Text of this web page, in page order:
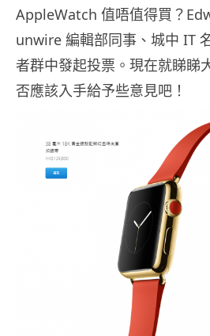
AppleWatch 值唔值得買？
unwire 編輯部同事、城中 IT
者群中發起投票。現在就睇睇
否應該入手給予些意見吧！